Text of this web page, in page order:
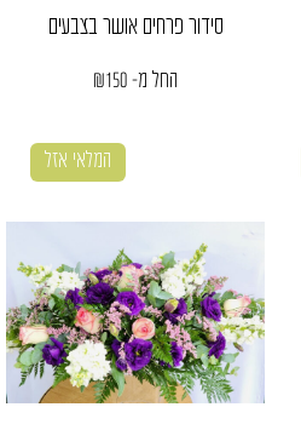
סידור פרחים אושר בצבעים
החל מ- ₪150
המלאי אזל